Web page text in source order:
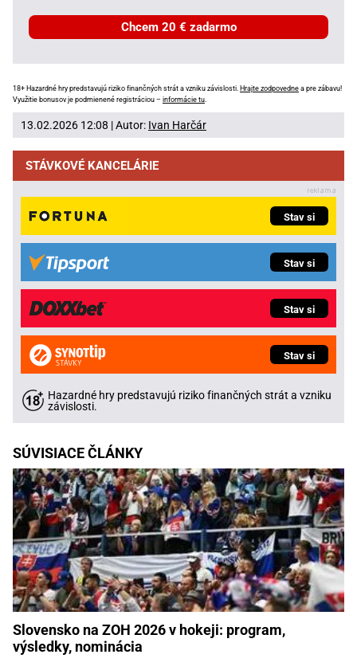
Chcem 20 € zadarmo
18+ Hazardné hry predstavujú riziko finančných strát a vzniku závislosti. Hrajte zodpovedne a pre zábavu!
Využitie bonusov je podmienené registráciou – informácie tu
13.02.2026 12:08 | Autor: Ivan Harčár
STÁVKOVÉ KANCELÁRIE
Stav si
Stav si
Stav si
Stav si
Hazardné hry predstavujú riziko finančných strát a vzniku
závislosti.
SÚVISIACE ČLÁNKY
Slovensko na ZOH 2026 v hokeji: program,
výsledky, nominácia